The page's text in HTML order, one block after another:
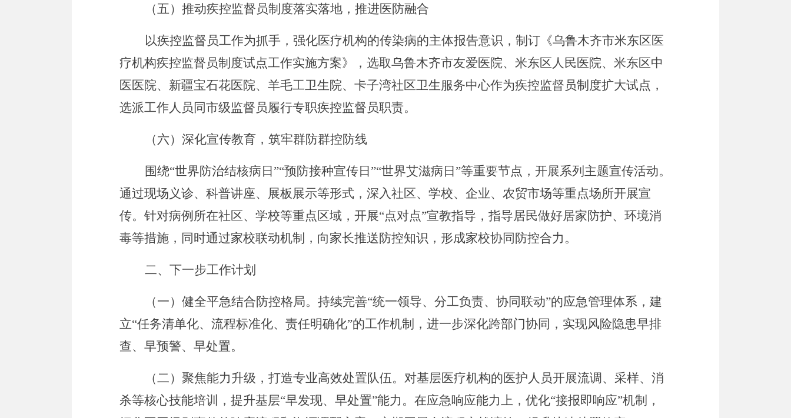
（五）推动疾控监督员制度落实落地，推进医防融合
以疾控监督员工作为抓手，强化医疗机构的传染病的主体报告意识，制订《乌鲁木齐市米东区医
疗机构疾控监督员制度试点工作实施方案》，选取乌鲁木齐市友爱医院、米东区人民医院、米东区中
医医院、新疆宝石花医院、羊毛工卫生院、卡子湾社区卫生服务中心作为疾控监督员制度扩大试点，
选派工作人员同市级监督员履行专职疾控监督员职责。
（六）深化宣传教育，筑牢群防群控防线
围绕“世界防治结核病日 ”“预防接种宣传日 ”“世界艾滋病日 ”等重要节点，开展系列主题宣传活动。
通过现场义诊、科普讲座、展板展示等形式，深入社区、学校、企业、农贸市场等重点场所开展宣
传。针对病例所在社区、学校等重点区域，开展“点对点”宣教指导，指导居民做好居家防护、环境消
毒等措施，同时通过家校联动机制，向家长推送防控知识，形成家校协同防控合力。
二、 下一步工作计划
（一）健全平急结合防控格局。持续完善“统一领导、分工负责、协同联动”的应急管理体系，建
立“任务清单化、流程标准化、责任明确化”的工作机制，进一步深化跨部门协同，实现风险隐患早排
查、早预警、早处置。
（二）聚焦能力升级，打造专业高效处置队伍。对基层医疗机构的医护人员开展流调、采样、消
杀等核心技能培训，提升基层“早发现、早处置”能力。在应急响应能力上，优化“接报即响应”机制，